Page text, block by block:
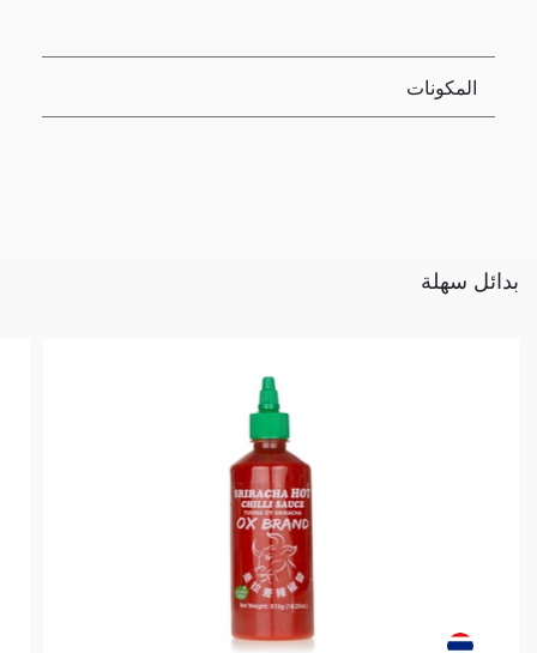
المكونات
بدائل سهلة